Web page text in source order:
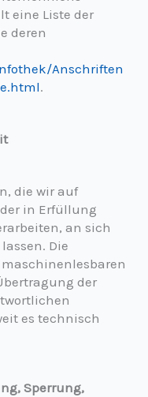
eine Liste der
deren
Anschriften
.
die wir auf
in Erfüllung
an sich
Die
der
es technisch
Sperrung,